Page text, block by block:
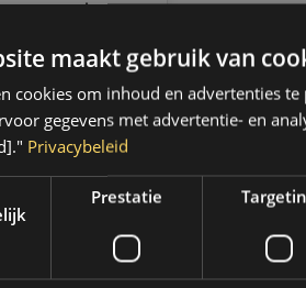
verzending
a 2 werkdagen.
50,- gratis
(NL & BE)
maakt gebruik van
cookies om inhoud en advertenties
gegevens met advertentie- en
Privacybeleid
Prestatie